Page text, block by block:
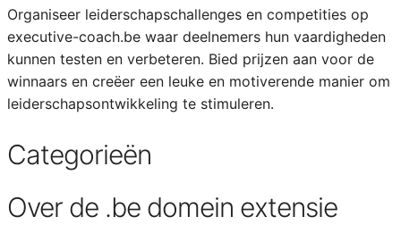
Organiseer leiderschapschallenges en competities op
executive-coach.be waar deelnemers hun vaardigheden
kunnen testen en verbeteren. Bied prijzen aan voor de
winnaars en creëer een leuke en motiverende manier om
leiderschapsontwikkeling te stimuleren.
Categorieën
Over de .be domein extensie